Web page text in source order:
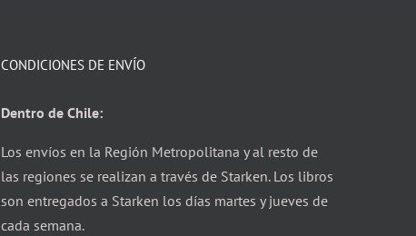
CONDICIONES DE ENVÍO
Dentro de Chile:
Los envíos en la Región Metropolitana y al resto de
las regiones se realizan a través de Starken. Los libros
son entregados a Starken los días martes y jueves de
cada semana.